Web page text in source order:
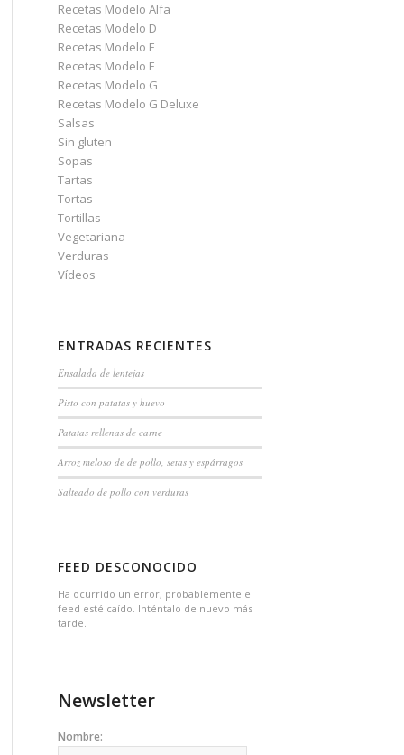
Recetas Modelo Alfa
Recetas Modelo D
Recetas Modelo E
Recetas Modelo F
Recetas Modelo G
Recetas Modelo G Deluxe
Salsas
Sin gluten
Sopas
Tartas
Tortas
Tortillas
Vegetariana
Verduras
Vídeos
ENTRADAS RECIENTES
Ensalada de lentejas
Pisto con patatas y huevo
Patatas rellenas de carne
Arroz meloso de de pollo, setas y espárragos
Salteado de pollo con verduras
FEED DESCONOCIDO
Ha ocurrido un error, probablemente el
feed esté caído. Inténtalo de nuevo más
tarde.
Newsletter
Nombre: